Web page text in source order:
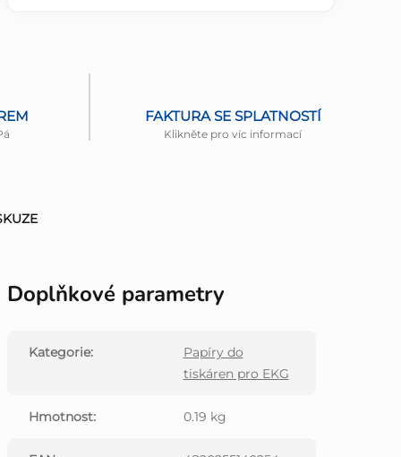
FAKTURA SE SPLATNOSTÍ
Klikněte pro víc informací
Doplňkové parametry
Kategorie:
Papíry do
tiskáren pro EKG
Hmotnost: 0.19 kg